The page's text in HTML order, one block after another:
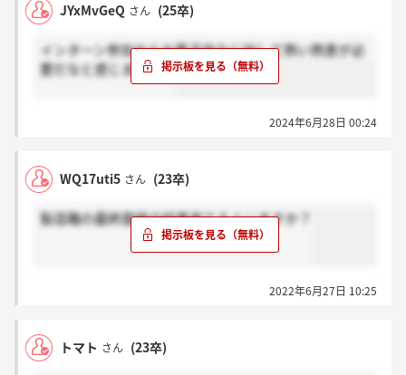
JYxMvGeQ さん (25卒)
インターン参加からお菓子作りに対して熱い熱意が必
要だなと感じました。
2024年6月28日 00:24
WQ17uti5 さん (23卒)
製造職の最終面接の結果来てる人いますか？
2022年6月27日 10:25
トマト さん (23卒)